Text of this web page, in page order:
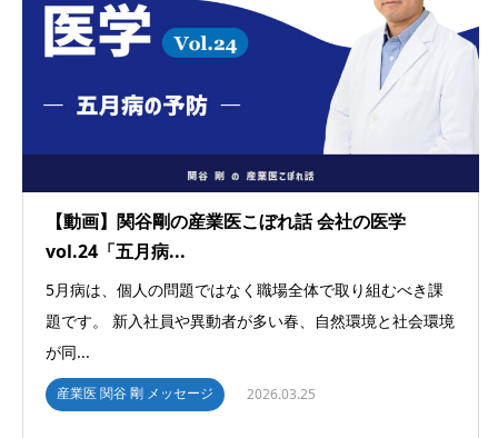
【動画】関谷剛の産業医こぼれ話 会社の医学
vol.24「五月病...
5月病は、個人の問題ではなく職場全体で取り組むべき課
題です。 新入社員や異動者が多い春、自然環境と社会環境
が同...
産業医 関谷 剛 メッセージ 2026.03.25